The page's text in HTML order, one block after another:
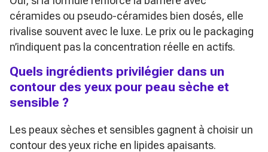
céramides ou pseudo-céramides bien dosés, elle
rivalise souvent avec le luxe. Le prix ou le packaging
n’indiquent pas la concentration réelle en actifs.
Quels ingrédients privilégier dans un
contour des yeux pour peau sèche et
sensible ?
Les peaux sèches et sensibles gagnent à choisir un
contour des yeux riche en lipides apaisants.